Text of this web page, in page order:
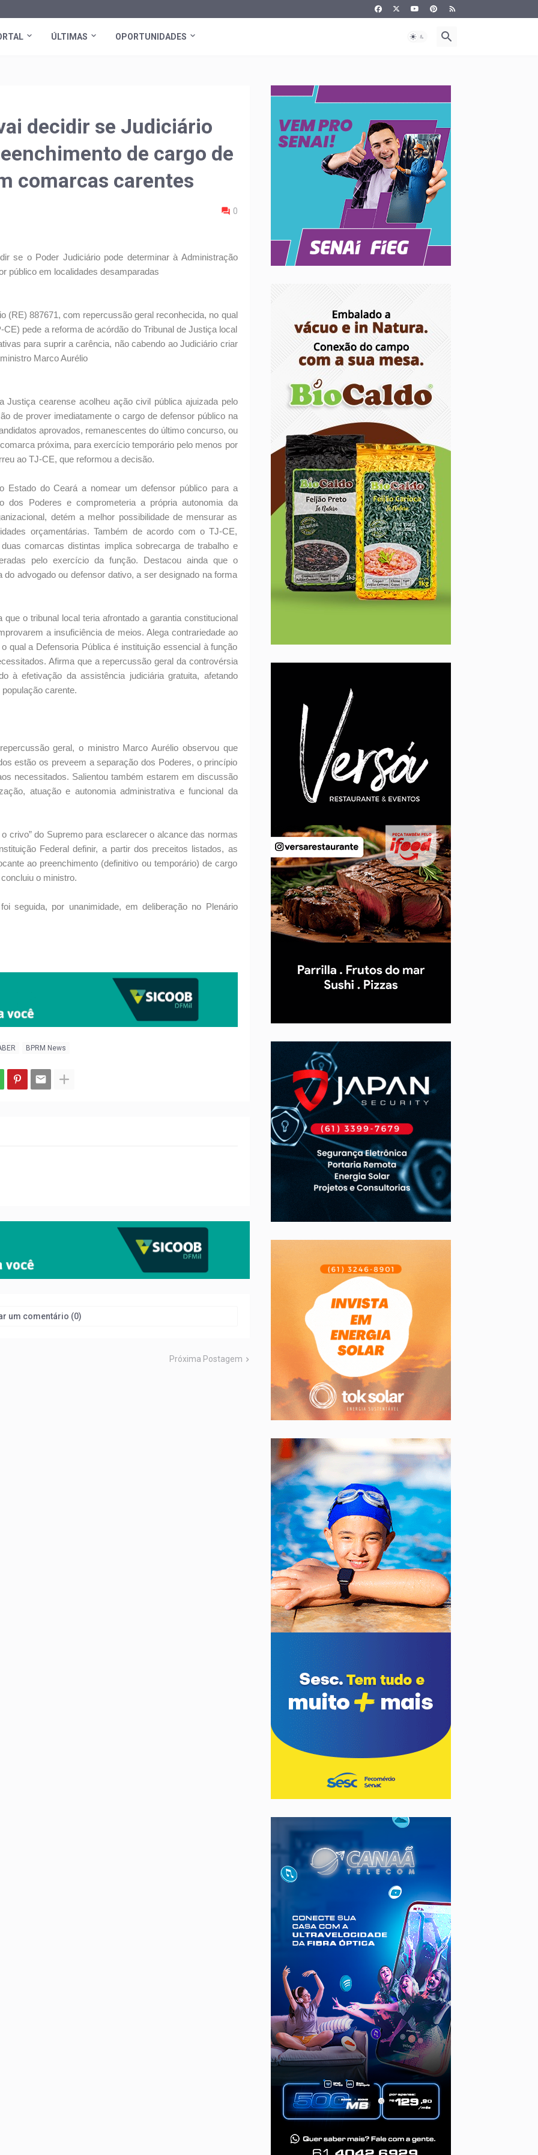
ÚLTIMAS OPORTUNIDADES
decidir se Judiciário
de cargo de
comarcas carentes
0
se o Poder Judiciário pode determinar à Administração
público em localidades desamparadas
(RE) 887671, com repercussão geral reconhecida, no qual
pede a reforma de acórdão do Tribunal de Justiça local
para suprir a carência, não cabendo ao Judiciário criar
Marco Aurélio
cearense acolheu ação civil pública ajuizada pelo
de prover imediatamente o cargo de defensor público na
aprovados, remanescentes do último concurso, ou
próxima, para exercício temporário pelo menos por
ao TJ-CE, que reformou a decisão.
Estado do Ceará a nomear um defensor público para a
dos Poderes e comprometeria a própria autonomia da
detém a melhor possibilidade de mensurar as
orçamentárias. Também de acordo com o TJ-CE,
comarcas distintas implica sobrecarga de trabalho e
pelo exercício da função. Destacou ainda que o
advogado ou defensor dativo, a ser designado na forma
o tribunal local teria afrontado a garantia constitucional
a insuficiência de meios. Alega contrariedade ao
qual a Defensoria Pública é instituição essencial à função
Afirma que a repercussão geral da controvérsia
à efetivação da assistência judiciária gratuita, afetando
carente.
geral, o ministro Marco Aurélio observou que
estão os preveem a separação dos Poderes, o princípio
necessitados. Salientou também estarem em discussão
atuação e autonomia administrativa e funcional da
crivo” do Supremo para esclarecer o alcance das normas
Federal definir, a partir dos preceitos listados, as
ao preenchimento (definitivo ou temporário) de cargo
o ministro.
seguida, por unanimidade, em deliberação no Plenário
BPRM News
um comentário (0)
Próxima Postagem